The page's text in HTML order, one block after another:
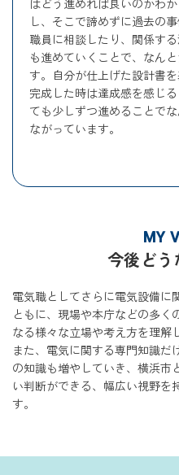
はどう進めれば良いのかわ
し、そこで諦めずに過去の
職員に相談したり、関係す
も進めていくことで、なん
す。自分が仕上げた設計書
完成した時は達成感を感じ
ても少しずつ進めることで
ながっています。
MY
今後どう
電気職としてさらに電気設備に
ともに、現場や本庁などの多く
なる様々な立場や考え方を理解
また、電気に関する専門知識だ
の知識も増やしていき、横浜市
い判断ができる、幅広い視野を
す。